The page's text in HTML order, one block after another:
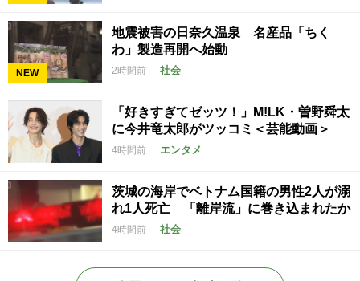
NEW
地震被害の日奈久温泉 名産品「ちく
わ」製造再開へ始動
2時間前 社会
「好きすぎてゼッツ！」M!LK・曽野舜太
に今井竜太郎がツッコミ＜芸能動画＞
4時間前 エンタメ
茨城の海岸でベトナム国籍の男性2人が溺
れ1人死亡 「離岸流」に巻き込まれたか
4時間前 社会